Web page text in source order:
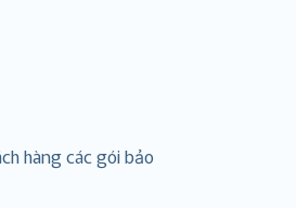
hàng các gói bảo